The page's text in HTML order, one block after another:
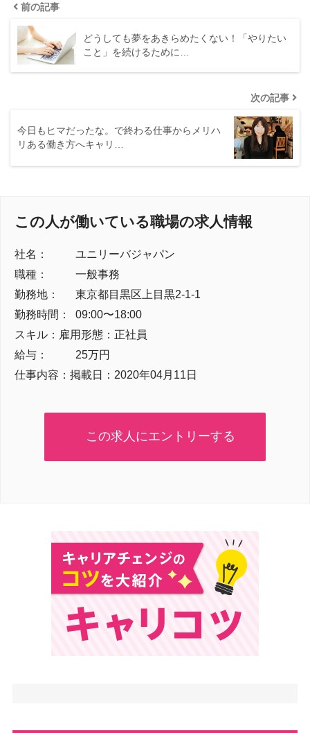
前の記事
どうしても夢をあきらめたくない！「やりたい
こと」を続けるために…
次の記事
今日もヒマだったな。で終わる仕事からメリハ
リある働き方へキャリ…
この人が働いている職場の求人情報
社名：
ユニリーバジャパン
職種：
一般事務
勤務地：
東京都目黒区上目黒2-1-1
勤務時間：
09:00〜18:00
スキル： 雇用形態： 正社員
給与：
25万円
仕事内容： 掲載日： 2020年04月11日
この求人にエントリーする